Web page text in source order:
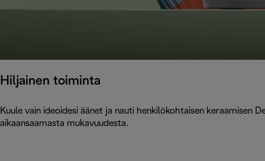
Hiljainen toiminta
Kuule vain ideoidesi äänet ja nauti henkilökohtaisen keraamisen
aikaansaamasta mukavuudesta.